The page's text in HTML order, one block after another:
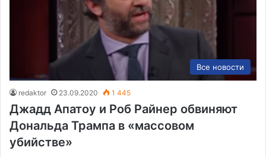
Все новости
redaktor 23.09.2020 1 445
Джадд Апатоу и Роб Райнер обвиняют
Дональда Трампа в «массовом
убийстве»